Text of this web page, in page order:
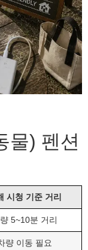
물) 펜션
시청 기준 거리
5~10분 거리
량 이동 필요